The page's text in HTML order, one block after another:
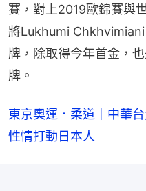
賽，對上2019歐錦賽與
將Lukhumi
牌，除取得今年首金，
牌。
東京奧運．柔道｜中華
性情打動日本人